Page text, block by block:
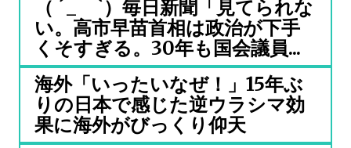
（ ´_ゝ`）毎日新聞「見てられな
い。高市早苗首相は政治が下手
くそすぎる。30年も国会議員...
海外「いったいなぜ！」15年ぶ
りの日本で感じた逆ウラシマ効
果に海外がびっくり仰天